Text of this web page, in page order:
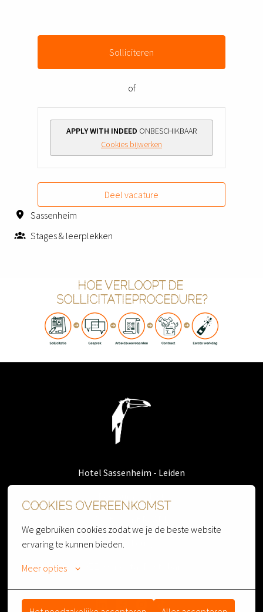
COOKIES OVEREENKOMST
We gebruiken cookies zodat we je de beste website
ervaring te kunnen bieden.
Meer opties
Solliciteren
of
APPLY WITH INDEED ONBESCHIKBAAR
Cookies bijwerken
Deel vacature
Sassenheim
Stages & leerplekken
HOE VERLOOPT DE
SOLLICITATIEPROCEDURE?
Homepagina
Hotel Sassenheim - Leiden
Cherry Lounge